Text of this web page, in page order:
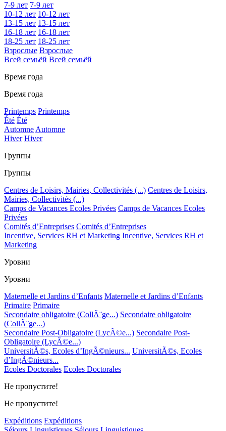
7-9 лет 7-9 лет
10-12 лет 10-12 лет
13-15 лет 13-15 лет
16-18 лет 16-18 лет
18-25 лет 18-25 лет
Взрослые Взрослые
Всей семьёй Всей семьёй
Время года
Время года
Printemps Printemps
Été Été
AutomneAutomne
Hiver Hiver
Группы
Группы
Centres de Loisirs, Mairies, Collectivités (...) Centres de Loisirs,
Mairies, Collectivités (...)
Camps de Vacances Ecoles Privées Camps de Vacances Ecoles
Privées
Comités d’Entreprises Comités d’Entreprises
Incentive, Services RH et Marketing Incentive, Services RH et
Marketing
Уровни
Уровни
Maternelle et Jardins d’Enfants Maternelle et Jardins d’Enfants
Primaire Primaire
Secondaire obligatoire (CollÃ¨ge...) Secondaire obligatoire
(CollÃ¨ge...)
Secondaire Post-Obligatoire (LycÃ©e...) Secondaire Post-
Obligatoire (LycÃ©e...)
UniversitÃ©s, Ecoles d’IngÃ©nieurs... UniversitÃ©s, Ecoles
d’IngÃ©nieurs...
Ecoles Doctorales Ecoles Doctorales
Не пропустите!
Не пропустите!
Expéditions Expéditions